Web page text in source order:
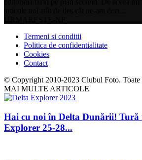
Termeni si conditii
Politica de confidentialitate
Cookies
Contact
© Copyright 2010-2023 Clubul Foto. Toate
MAI MULTE ARTICOLE
Hai cu noi în Delta Dunării! Tură
Explorer 25-28...